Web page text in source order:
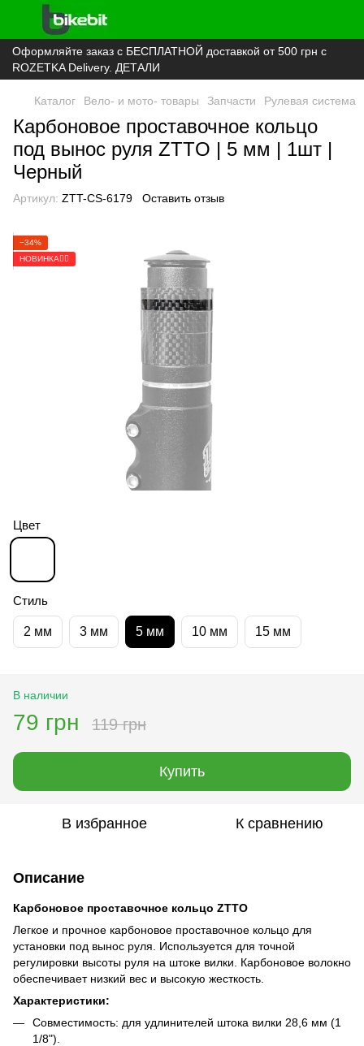
Оформляйте заказ с БЕСПЛАТНОЙ доставкой от 500 грн с
ROZETKA Delivery. ДЕТАЛИ
Каталог Вело- и мото- товары Запчасти Рулевая система
Карбоновое проставочное кольцо
под вынос руля ZTTO | 5 мм | 1шт |
Черный
Артикул: ZTT-CS-6179 Оставить отзыв
−34%
НОВИНКА🚴‍♂️
Цвет
Стиль
2 мм 3 мм 5 мм 10 мм 15 мм
В наличии
79 грн 119 грн
Купить
В избранное К сравнению
Описание
Карбоновое проставочное кольцо ZTTO
Легкое и прочное карбоновое проставочное кольцо для
установки под вынос руля. Используется для точной
регулировки высоты руля на штоке вилки. Карбоновое волокно
обеспечивает низкий вес и высокую жесткость.
Характеристики:
Совместимость: для удлинителей штока вилки 28,6 мм (1
1/8").